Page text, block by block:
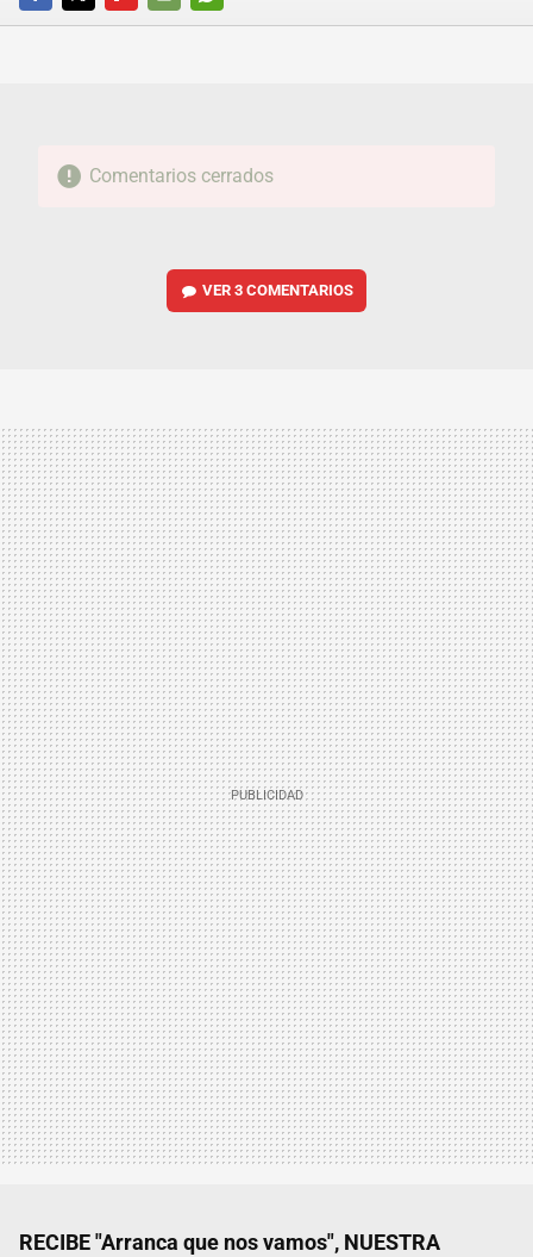
FACEBOOKTWITTERFLIPBOARD
E-
WHATSAPP
Comentarios cerrados
VER3 COMENTARIOS
RECIBE "Arranca que nos vamos", NUESTRA